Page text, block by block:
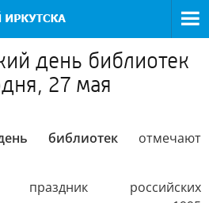
день библиотек
27 мая
библиотек отмечают
праздник российских